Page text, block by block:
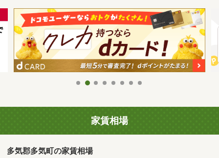
家賃相場
多気郡多気町の家賃相場